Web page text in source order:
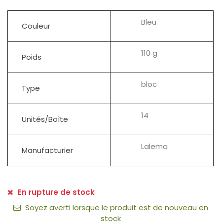
Couleur Bleu
Poids 110 g
Type bloc
Unités/Boîte 14
Manufacturier Lalema
En rupture de stock
Soyez averti lorsque le produit est de nouveau en
stock